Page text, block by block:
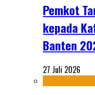
Pemkot
kepada
Banten
27 Juli 2026